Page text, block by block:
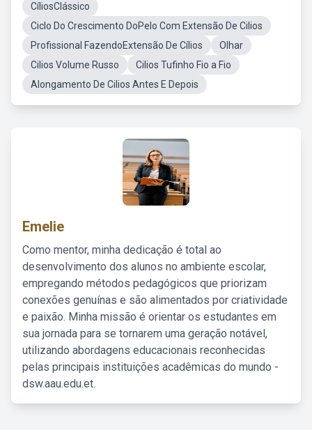
CíliosClássico
Ciclo Do Crescimento DoPelo Com Extensão De Cilios
Profissional FazendoExtensão De Cílios
Olhar
Cilios Volume Russo
Cilios Tufinho Fio a Fio
Alongamento De Cilios Antes E Depois
Emelie
Como mentor, minha dedicação é total ao
desenvolvimento dos alunos no ambiente escolar,
empregando métodos pedagógicos que priorizam
conexões genuínas e são alimentados por criatividade
e paixão. Minha missão é orientar os estudantes em
sua jornada para se tornarem uma geração notável,
utilizando abordagens educacionais reconhecidas
pelas principais instituições acadêmicas do mundo -
dsw.aau.edu.et.